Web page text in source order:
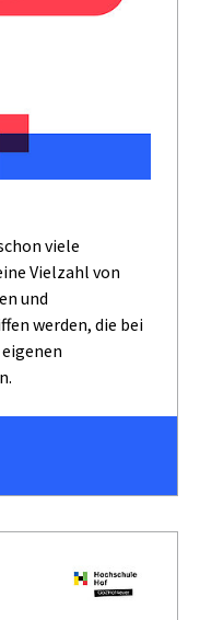
viele
Vielzahl von
und
werden, die bei